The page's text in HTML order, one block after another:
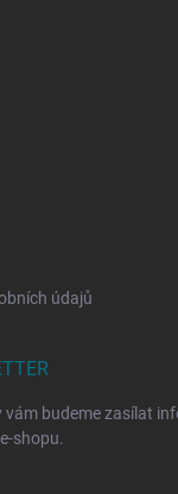
údajů
vám budeme zasílat
shopu.